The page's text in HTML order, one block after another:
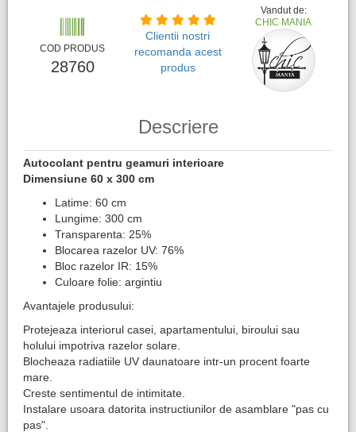
COD PRODUS
28760
Clientii nostri
recomanda acest
produs
Vandut de:
CHIC MANIA
Descriere
Autocolant pentru geamuri interioare
Dimensiune 60 x 300 cm
Latime: 60 cm
Lungime: 300 cm
Transparenta: 25%
Blocarea razelor UV: 76%
Bloc razelor IR: 15%
Culoare folie: argintiu
Avantajele produsului:
Protejeaza interiorul casei, apartamentului, biroului sau
holului impotriva razelor solare.
Blocheaza radiatiile UV daunatoare intr-un procent foarte
mare.
Creste sentimentul de intimitate.
Instalare usoara datorita instructiunilor de asamblare "pas cu
pas".